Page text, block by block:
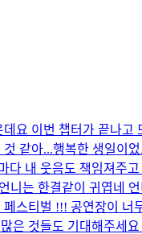
요 이번 챕터가 끝나고
같아...행복한 생일이
내 웃음도 책임져주고
니는 한결같이 귀엽네
스티벌 !!! 공연장이 너
은 것들도 기대해주세